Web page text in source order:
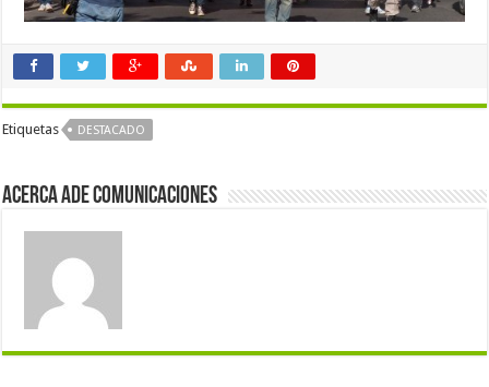
Etiquetas DESTACADO
Acerca Ade Comunicaciones